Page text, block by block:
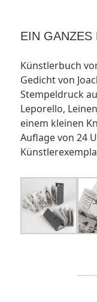
EIN GANZES
Künstlerbuch
Gedicht von
Stempeldruck
Leporello,
einem kleinen
Auflage von 24